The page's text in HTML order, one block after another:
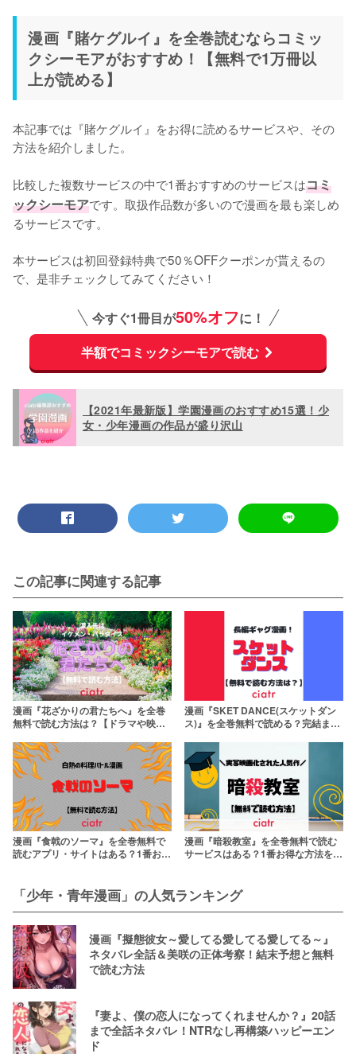
漫画『賭ケグルイ』を全巻読むならコミッ
クシーモアがおすすめ！【無料で1万冊以
上が読める】
本記事では『賭ケグルイ』をお得に読めるサービスや、その
方法を紹介しました。
比較した複数サービスの中で1番おすすめのサービスはコミ
ックシーモアです。取扱作品数が多いので漫画を最も楽しめ
るサービスです。
本サービスは初回登録特典で50％OFFクーポンが貰えるの
で、是非チェックしてみてください！
今すぐ1冊目が50%オフに！
半額でコミックシーモアで読む
【2021年最新版】学園漫画のおすすめ15選！少
女・少年漫画の作品が盛り沢山
この記事に関連する記事
漫画『花ざかりの君たちへ』を全巻
無料で読む方法は？【ドラマや映画
漫画『SKET DANCE(スケットダン
ス)』を全巻無料で読める？完結まで
漫画『食戟のソーマ』を全巻無料で
読むアプリ・サイトはある？1番お得
漫画『暗殺教室』を全巻無料で読む
サービスはある？1番お得な方法を紹
「少年・青年漫画」の人気ランキング
漫画『擬態彼女～愛してる愛してる愛してる～』
ネタバレ全話＆美咲の正体考察！結末予想と無料
で読む方法
『妻よ、僕の恋人になってくれませんか？』20話
まで全話ネタバレ！NTRなし再構築ハッピーエン
ド